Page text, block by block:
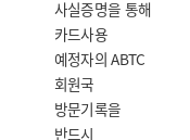
사실증명을 통해
카드사용
예정자의 ABTC
회원국
방문기록을
반드시